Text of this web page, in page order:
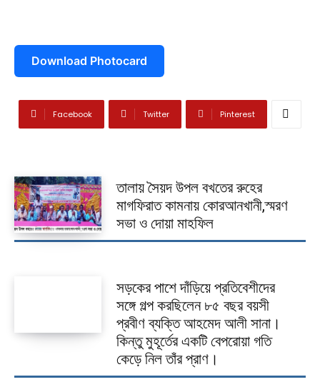
Download Photocard
Facebook Twitter Pinterest
তালায় সৈয়দ উপল বখতের রুহের
মাগফিরাত কামনায় কোরআনখানী,স্মরণ
সভা ও দোয়া মাহফিল
সড়কের পাশে দাঁড়িয়ে প্রতিবেশীদের
সঙ্গে গল্প করছিলেন ৮৫ বছর বয়সী
প্রবীণ ব্যক্তি আহমেদ আলী সানা।
কিন্তু মুহূর্তের একটি বেপরোয়া গতি
কেড়ে নিল তাঁর প্রাণ।